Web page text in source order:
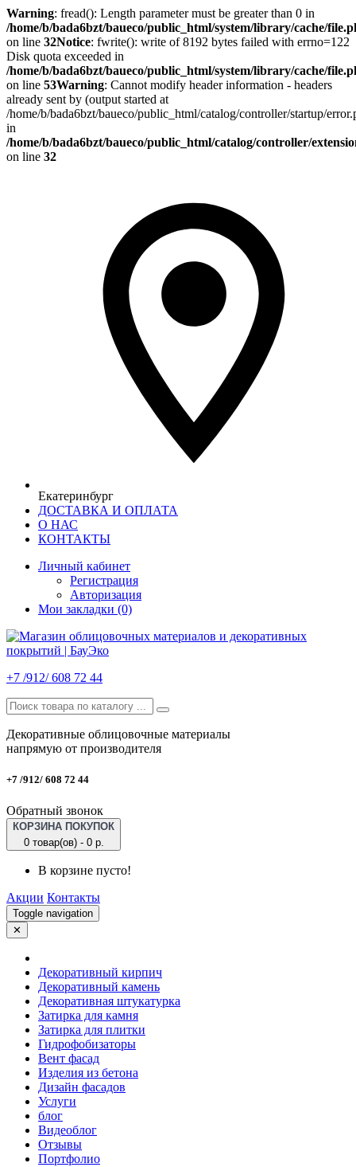
Warning: fread(): Length parameter must be greater than 0 in
/home/b/bada6bzt/baueco/public_html/system/library/cache/
on line 32Notice: fwrite(): write of 8192 bytes failed with errno=122
Disk quota exceeded in
/home/b/bada6bzt/baueco/public_html/system/library/cache/
on line 53Warning: Cannot modify header information - headers
already sent by (output started at
/home/b/bada6bzt/baueco/public_html/catalog/controller/startup/
in
/home/b/bada6bzt/baueco/public_html/catalog/controller/
on line 32
Екатеринбург
ДОСТАВКА И ОПЛАТА
О НАС
КОНТАКТЫ
Личный кабинет
Регистрация
Авторизация
Мои закладки (0)
+7 /912/ 608 72 44
Декоративные облицовочные материалы
напрямую от производителя
+7 /912/ 608 72 44
Обратный звонок
КОРЗИНА ПОКУПОК
0 товар(ов) - 0 р.
В корзине пусто!
Акции Контакты
Toggle navigation
✕
Декоративный кирпич
Декоративный камень
Декоративная штукатурка
Затирка для камня
Затирка для плитки
Гидрофобизаторы
Вент фасад
Изделия из бетона
Дизайн фасадов
Услуги
блог
Видеоблог
Отзывы
Портфолио